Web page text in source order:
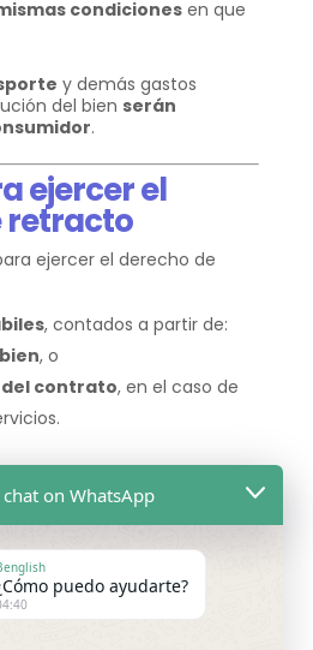
condicionesen que
y demás gastos
del bien serán
.
ejercer el
retracto
ejercer el derecho de
, contados a partir de:
, o
contrato, en el caso de
para
el usuario deberá
dentro del plazo
del siguiente canal:
chat on WhatsApp
puedo ayudarte?